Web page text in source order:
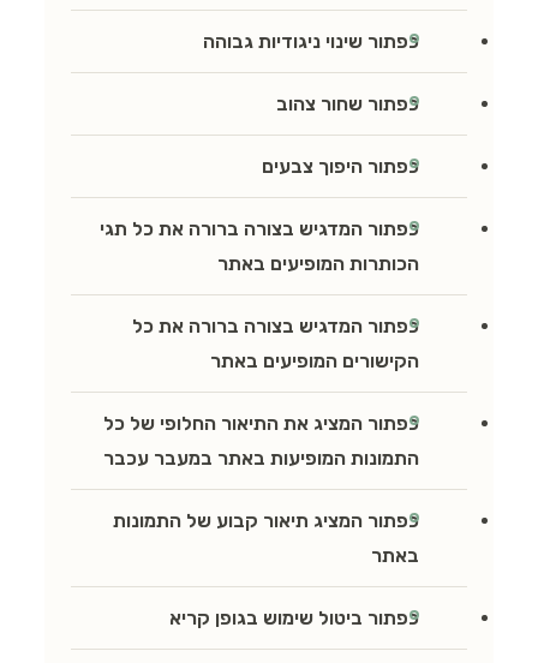
כפתור שינוי ניגודיות גבוהה
כפתור שחור צהוב
כפתור היפוך צבעים
כפתור המדגיש בצורה ברורה את כל תגי
הכותרות המופיעים באתר
כפתור המדגיש בצורה ברורה את כל
הקישורים המופיעים באתר
כפתור המציג את התיאור החלופי של כל
התמונות המופיעות באתר במעבר עכבר
כפתור המציג תיאור קבוע של התמונות
באתר
כפתור ביטול שימוש בגופן קריא